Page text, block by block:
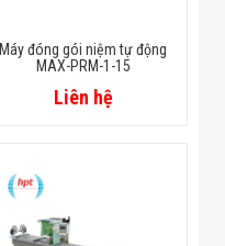
Máy đóng gói niệm tự động
MAX-PRM-1-15
Liên hệ